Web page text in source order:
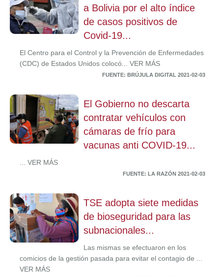
a Bolivia por el alto índice
de casos positivos de
Covid-19...
El Centro para el Control y la Prevención de Enfermedades
(CDC) de Estados Unidos colocó... VER MÁS
FUENTE: BRÚJULA DIGITAL 2021-02-03
El Gobierno no descarta
contratar vehículos con
cámaras de frío para
vacunas anti COVID-19...
... VER MÁS
FUENTE: LA RAZÓN 2021-02-03
TSE adopta siete medidas
de bioseguridad para las
subnacionales...
Las mismas se efectuaron en los
comicios de la gestión pasada para evitar el contagio de ...
VER MÁS